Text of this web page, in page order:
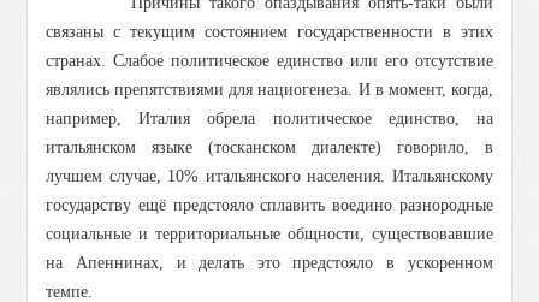
связаны с текущим состоянием государственности в этих
странах. Слабое политическое единство или его отсутствие
являлись препятствиями для нациогенеза. И в момент, когда,
например, Италия обрела политическое единство, на
итальянском языке (тосканском диалекте) говорило, в
лучшем случае, 10% итальянского населения. Итальянскому
государству ещё предстояло сплавить воедино разнородные
социальные и территориальные общности, существовавшие
на Апеннинах, и делать это предстояло в ускоренном
темпе.